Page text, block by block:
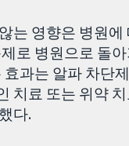
는 영향은 병원에
로 병원으로 돌
효과는 알파 차단
치료 또는 위약
다.